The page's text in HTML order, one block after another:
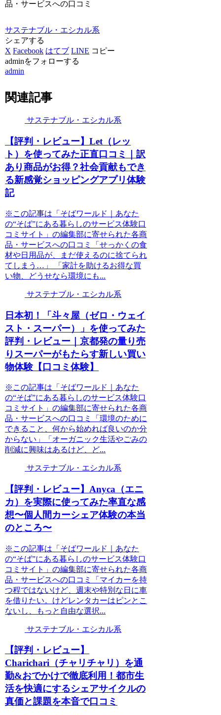
品・サービスへの口コミ
サステナブル・エシカル系
シェアする
X Facebook はてブ LINE コピー
adminをフォローする
admin
関連記事
サステナブル・エシカル系
【評判・レビュー】Let（レッ
ト）を使ってみた正直口コミ｜訳
あり商品がお得？社会貢献もでき
る新感覚ショッピングアプリ体験
記
※この記事は「そばワールド｜あなた
の“そば”にある暮らしのサービス体験口
コミサイト」の編集部に寄せられた各商
品・サービスへの口コミ「せっかくの食
材や日用品が、まだ使えるのに捨てられ
てしまう…」 「家計を助けるお得な買
い物、どうせなら環境にも...
サステナブル・エシカル系
日本初！「斗々屋（ゼロ・ウェイ
スト・スーパー）」を使ってみた
評判・レビュー｜京都発の量り売
りスーパーがもたらす新しい買い
物体験【口コミ体験】
※この記事は「そばワールド｜あなた
の“そば”にある暮らしのサービス体験口
コミサイト」の編集部に寄せられた各商
品・サービスへの口コミ「環境のために
できること、何から始めれば良いのか分
からない」「オーガニック生活やごみの
削減に興味はあるけど、ど...
サステナブル・エシカル系
【評判・レビュー】Anyca（エニ
カ）を実際に使ってみた率直な感
想〜個人間カーシェア体験の本当
のところ〜
※この記事は「そばワールド｜あなた
の“そば”にある暮らしのサービス体験口
コミサイト」の編集部に寄せられた各商
品・サービスへの口コミ「マイカーを持
つ程ではないけど、週末や特別な日に車
を借りたい。けどレンタカーはピンとこ
ないし、もっと自由な選択...
サステナブル・エシカル系
【評判・レビュー】
Charichari（チャリチャリ）を通
勤&おでかけで徹底利用！都市生
活を快適にするシェアサイクルの
真価と課題を本音で口コミ